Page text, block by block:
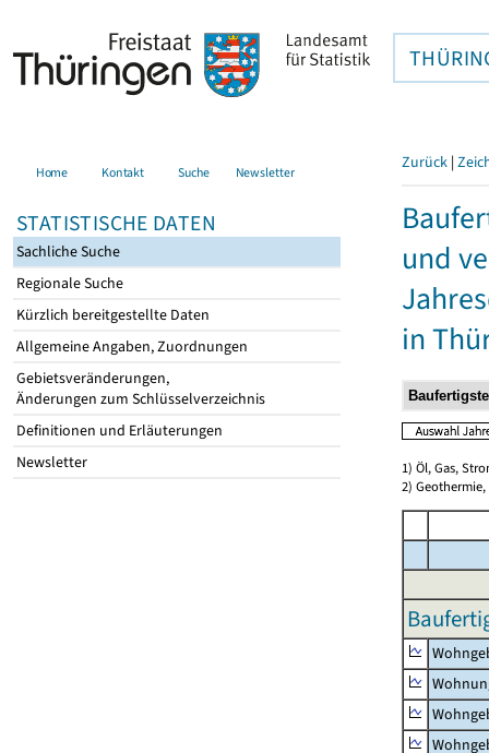
Home Kontakt Suche Newsletter
STATISTISCHE DATEN
Sachliche Suche
Regionale Suche
Kürzlich bereitgestellte Daten
Allgemeine Angaben, Zuordnungen
Gebietsveränderungen,
Änderungen zum Schlüsselverzeichnis
Definitionen und Erläuterungen
Newsletter
Zurück |
und
in
1) Öl, Gas,
2)